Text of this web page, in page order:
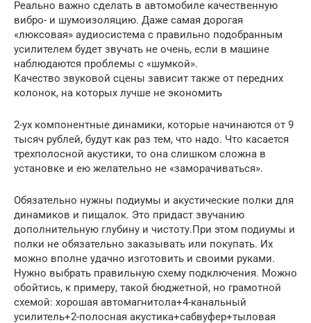
Реально важно сделать в автомобиле качественную
вибро- и шумоизоляцию. Даже самая дорогая
«люксовая» аудиосистема с правильно подобранным
усилителем будет звучать не очень, если в машине
наблюдаются проблемы с «шумкой».
Качество звуковой сцены зависит также от передних
колонок, на которых лучше не экономить
2-ух компонентные динамики, которые начинаются от 9
тысяч рублей, будут как раз тем, что надо. Что касается
трехполосной акустики, то она слишком сложна в
установке и ею желательно не «заморачиваться».
Обязательно нужны подиумы и акустические полки для
динамиков и пищалок. Это придаст звучанию
дополнительную глубину и чистоту.При этом подиумы и
полки не обязательно заказывать или покупать. Их
можно вполне удачно изготовить и своими руками.
Нужно выбрать правильную схему подключения. Можно
обойтись, к примеру, такой бюджетной, но грамотной
схемой: хорошая автомагнитола+4-канальный
усилитель+2-полосная акустика+сабвуфер+тыловая